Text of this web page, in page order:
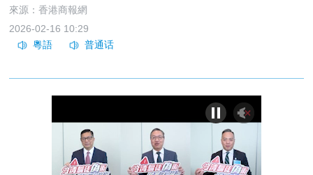
來源：香港商報網
2026-02-16 10:29